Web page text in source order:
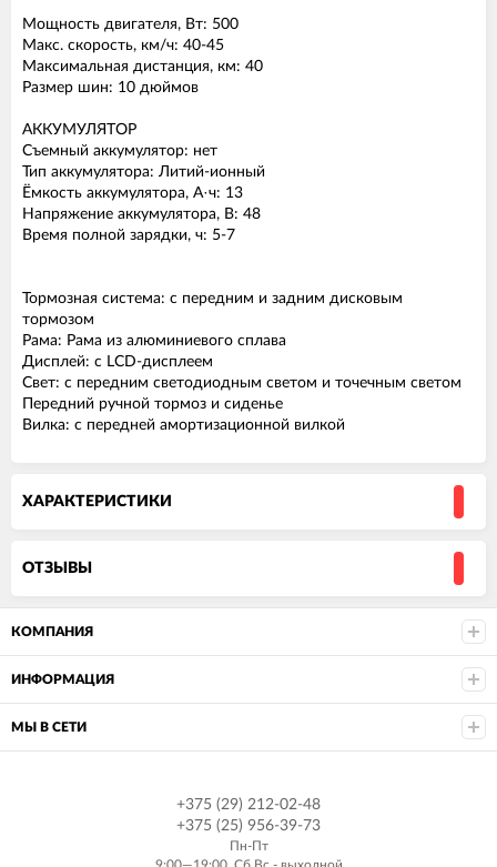
Мощность двигателя, Вт: 500
Макс. скорость, км/ч: 40-45
Максимальная дистанция, км: 40
Размер шин: 10 дюймов
АККУМУЛЯТОР
Съемный аккумулятор: нет
Тип аккумулятора: Литий-ионный
Ёмкость аккумулятора, А·ч: 13
Напряжение аккумулятора, В: 48
Время полной зарядки, ч: 5-7
Тормозная система: с передним и задним дисковым
тормозом
Рама: Рама из алюминиевого сплава
Дисплей: с LCD-дисплеем
Свет: с передним светодиодным светом и точечным светом
Передний ручной тормоз и сиденье
Вилка: с передней амортизационной вилкой
ХАРАКТЕРИСТИКИ
ОТЗЫВЫ
КОМПАНИЯ
ИНФОРМАЦИЯ
МЫ В СЕТИ
+375 (29) 212-02-48
+375 (25) 956-39-73
Пн-Пт